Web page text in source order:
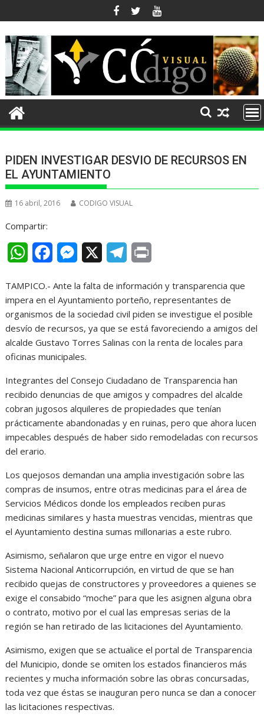
al
contenido
PIDEN INVESTIGAR DESVIO DE RECURSOS EN
EL AYUNTAMIENTO
16 abril, 2016 CODIGO VISUAL
Compartir:
W
a
t
s
A
p
c
e
b
o
k
M
s
s
e
n
e
r
l
e
g
m
i
n
t
TAMPICO.- Ante la falta de información y transparencia que
impera en el Ayuntamiento porteño, representantes de
organismos de la sociedad civil piden se investigue el posible
desvío de recursos, ya que se está favoreciendo a amigos del
alcalde Gustavo Torres Salinas con la renta de locales para
oficinas municipales.
Integrantes del Consejo Ciudadano de Transparencia han
recibido denuncias de que amigos y compadres del alcalde
cobran jugosos alquileres de propiedades que tenían
prácticamente abandonadas y en ruinas, pero que ahora lucen
impecables después de haber sido remodeladas con recursos
del erario.
Los quejosos demandan una amplia investigación sobre las
compras de insumos, entre otras medicinas para el área de
Servicios Médicos donde los empleados reciben puras
medicinas similares y hasta muestras vencidas, mientras que
el Ayuntamiento destina sumas millonarias a este rubro.
Asimismo, señalaron que urge entre en vigor el nuevo
Sistema Nacional Anticorrupción, en virtud de que se han
recibido quejas de constructores y proveedores a quienes se
exige el consabido “moche” para que les asignen alguna obra
o contrato, motivo por el cual las empresas serias de la
región se han retirado de las licitaciones del Ayuntamiento.
Asimismo, exigen que se actualice el portal de Transparencia
del Municipio, donde se omiten los estados financieros más
recientes y mucha información sobre las obras concursadas,
toda vez que éstas se inauguran pero nunca se dan a conocer
las licitaciones respectivas.